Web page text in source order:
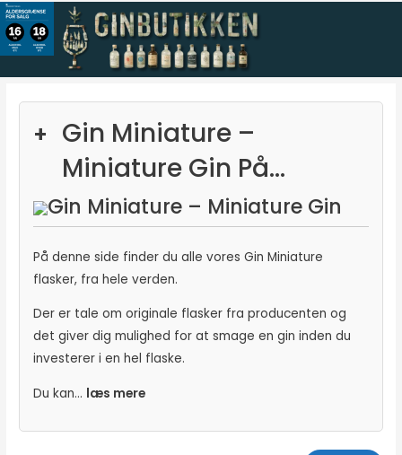
Gå
til
indholdet
+ Gin Miniature –
Miniature Gin På...
Gin Miniature – Miniature Gin
På denne side finder du alle vores Gin Miniature
flasker, fra hele verden.
Der er tale om originale flasker fra producenten og
det giver dig mulighed for at smage en gin inden du
investerer i en hel flaske.
Du kan... læs mere
Gin Miniature – Miniature Gin
seneste